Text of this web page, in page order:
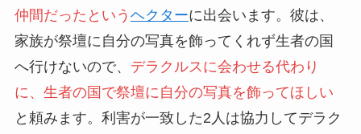
仲間だったという ヘクターに出会います。彼は、
家族が祭壇に自分の写真を飾ってくれず生者の国
へ行けないので、 デラクルスに会わせる代わり
に、生者の国で祭壇に自分の写真を飾ってほしい
と頼みます。利害が一致した2人は協力してデラク